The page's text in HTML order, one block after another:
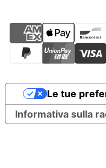
Informativa sulla
Le tue